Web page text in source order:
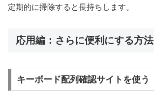
定期的に掃除すると長持ちします。
応用編：さらに便利にする方法
キーボード配列確認サイトを使う